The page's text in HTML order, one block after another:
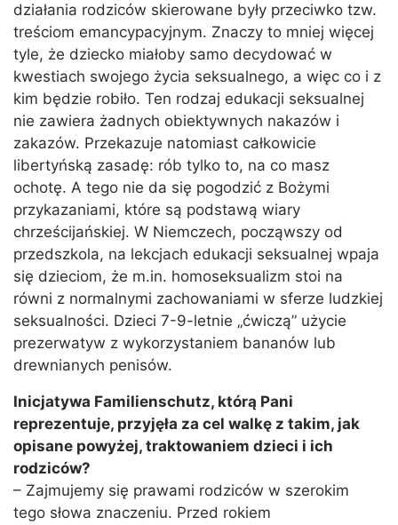
działania rodziców skierowane były przeciwko tzw.
treściom emancypacyjnym. Znaczy to mniej więcej
tyle, że dziecko miałoby samo decydować w
kwestiach swojego życia seksualnego, a więc co i z
kim będzie robiło. Ten rodzaj edukacji seksualnej
nie zawiera żadnych obiektywnych nakazów i
zakazów. Przekazuje natomiast całkowicie
libertyńską zasadę: rób tylko to, na co masz
ochotę. A tego nie da się pogodzić z Bożymi
przykazaniami, które są podstawą wiary
chrześcijańskiej. W Niemczech, począwszy od
przedszkola, na lekcjach edukacji seksualnej wpaja
się dzieciom, że m.in. homoseksualizm stoi na
równi z normalnymi zachowaniami w sferze ludzkiej
seksualności. Dzieci 7-9-letnie „ćwiczą” użycie
prezerwatyw z wykorzystaniem bananów lub
drewnianych penisów.
Inicjatywa Familienschutz, którą Pani
reprezentuje, przyjęła za cel walkę z takim, jak
opisane powyżej, traktowaniem dzieci i ich
rodziców?
– Zajmujemy się prawami rodziców w szerokim
tego słowa znaczeniu. Przed rokiem